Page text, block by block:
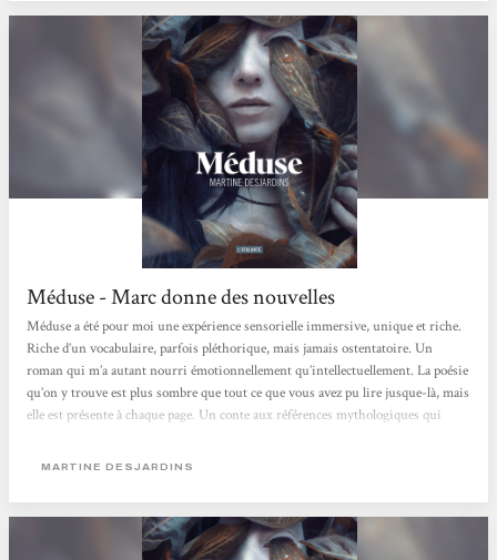
Méduse - Marc donne des nouvelles
Méduse a été pour moi une expérience sensorielle immersive, unique et riche.
Riche d’un vocabulaire, parfois pléthorique, mais jamais ostentatoire. Un
roman qui m’a autant nourri émotionnellement qu’intellectuellement. La poésie
qu’on y trouve est plus sombre que tout ce que vous avez pu lire jusque-là, mais
elle est présente à chaque page. Un conte aux références mythologiques qui
sort de ces pages, se trouve dans l’enrichissement qu’elle apporte au lecteur,
MARTINE DESJARDINS